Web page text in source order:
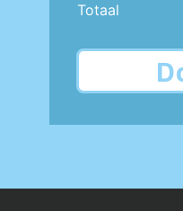
Totaal